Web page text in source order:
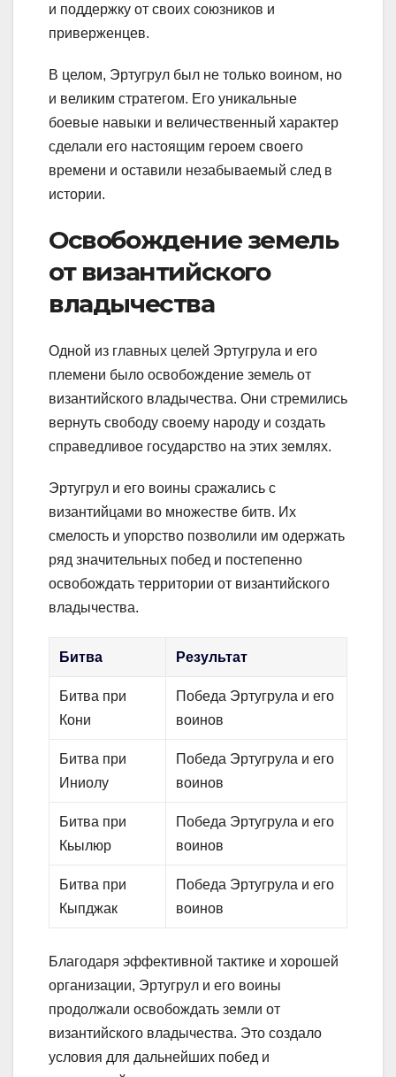
и поддержку от своих союзников и
приверженцев.
В целом, Эртугрул был не только воином, но
и великим стратегом. Его уникальные
боевые навыки и величественный характер
сделали его настоящим героем своего
времени и оставили незабываемый след в
истории.
Освобождение земель
от византийского
владычества
Одной из главных целей Эртугрула и его
племени было освобождение земель от
византийского владычества. Они стремились
вернуть свободу своему народу и создать
справедливое государство на этих землях.
Эртугрул и его воины сражались с
византийцами во множестве битв. Их
смелость и упорство позволили им одержать
ряд значительных побед и постепенно
освобождать территории от византийского
владычества.
Битва Результат
Битва при
Кони
Победа Эртугрула и его
воинов
Битва при
Иниолу
Победа Эртугрула и его
воинов
Битва при
Кьылюр
Победа Эртугрула и его
воинов
Битва при
Кыпджак
Победа Эртугрула и его
воинов
Благодаря эффективной тактике и хорошей
организации, Эртугрул и его воины
продолжали освобождать земли от
византийского владычества. Это создало
условия для дальнейших побед и